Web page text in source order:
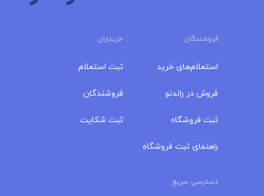
فروشندگان خریداران
استعلام‌های خرید
فروش در راندنو
ثبت فروشگاه
راهنمای ثبت فروشگاه
ثبت استعلام
فروشندگان
ثبت شکایت
دسترسی سریع